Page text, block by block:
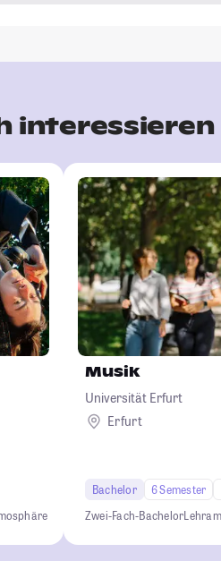
interessieren
Musik
Universität Erfurt
Erfurt
Bachelor 6 Semester
Zwei-Fach-Bachelor